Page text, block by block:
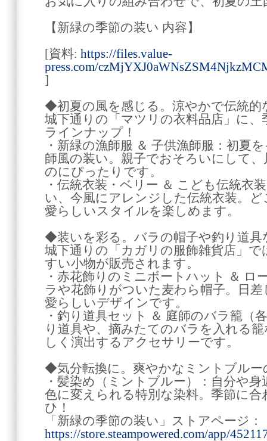
【新緑の季節の装い 内容】
[資料: https://files.value-
press.com/
]
◆初夏の風を感じる。涼やかで伝統的
城下通りの「マツリの衣料品店」に
ラインナップ！
・新緑の漁師服 ＆ 子供漁師服：初夏
師風の装い。親子でおそろいにして
のにぴったりです。
・伝統衣装・ベリー ＆ こども伝統衣
い、今風にアレンジした伝統衣装。
愛らしいスタイルを楽しめます。
◆装いを彩る。バラの帽子や釣り道具
城下通りの「カガリの服飾雑貨店」
すい小物が販売されます。
・赤花飾りのミニボートハット ＆ ロ
ラや花飾りがついた麦わら帽子。日
愛らしいデザインです。
・釣り道具セット ＆ 庭師のバラ籠（
り道具や、摘みたてのバラを入れる
しく演出するアクセサリーです。
◆気分転換に。爽やかなミントブルー
・髪染め（ミントブルー）：自分や
色に変えられる特別な染料。季節に
ひ！
「新緑の季節の装い」ストアページ：
https://store.steampowered.com/app/